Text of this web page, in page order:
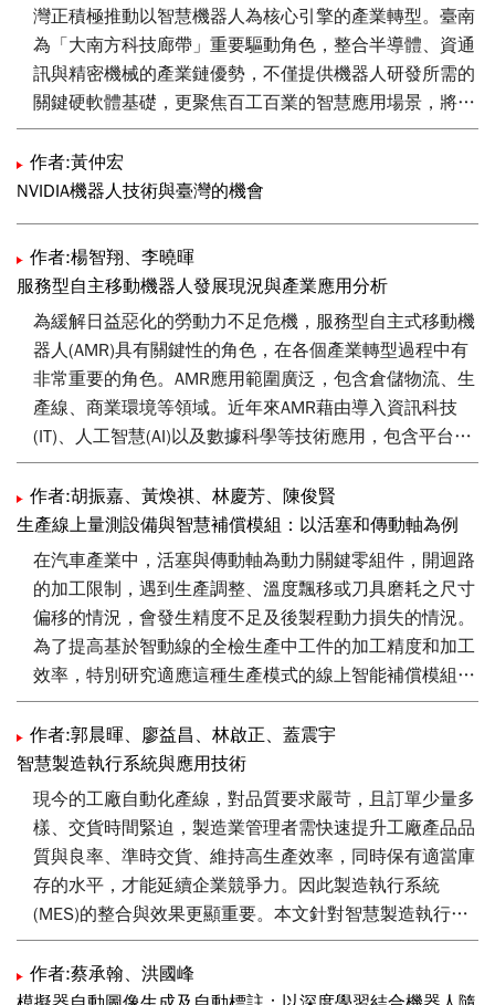
灣正積極推動以智慧機器人為核心引擎的產業轉型。臺南
為「大南方科技廊帶」重要驅動角色，整合半導體、資通
訊與精密機械的產業鏈優勢，不僅提供機器人研發所需的
關鍵硬軟體基礎，更聚焦百工百業的智慧應用場景，將有
效解決在地缺工問題，且優化生產流程和產品價值。藉由
推動智慧機器人應用SIG 協作平台，強化產官學研各利害
關係人合作面向，建構完整的智慧機器人產業生態系，鞏
固臺灣在全球科技供應鏈的關鍵地位，更將引領地方產業
升級與經濟成長，實現智慧化與永續發展的雙重目標。
作者:黃仲宏
NVIDIA機器人技術與臺灣的機會
作者:楊智翔、李曉暉
服務型自主移動機器人發展現況與產業應用分析
為緩解日益惡化的勞動力不足危機，服務型自主式移動機
器人(AMR)具有關鍵性的角色，在各個產業轉型過程中有
非常重要的角色。AMR應用範圍廣泛，包含倉儲物流、生
產線、商業環境等領域。近年來AMR藉由導入資訊科技
(IT)、人工智慧(AI)以及數據科學等技術應用，包含平台整
合、路徑優化與預測分析等，將以機械設備為主體的自動
化設備型機器人進化至具有智慧應用能力的服務型機器
人。本報告探討AMR技術在產業轉型中應用並進行分析，
提供產業導入AMR應用評估與指引。透過本報告讓產業可
以進行策略制定，運用智慧科技協助產業數位轉型，以實
現最佳效益。
作者:胡振嘉、黃煥祺、林慶芳、陳俊賢
生產線上量測設備與智慧補償模組：以活塞和傳動軸為例
在汽車產業中，活塞與傳動軸為動力關鍵零組件，開迴路
的加工限制，遇到生產調整、溫度飄移或刀具磨耗之尺寸
偏移的情況，會發生精度不足及後製程動力損失的情況。
為了提高基於智動線的全檢生產中工件的加工精度和加工
效率，特別研究適應這種生產模式的線上智能補償模組。
本文開發目標為CNC加工機刀具偏移建立自動補償系統，
此技術已成功應用於活塞內徑與外徑補償以及傳動軸外徑
補償，並以電控配合機構手臂輸送料紀錄，無須人員操作
調整，兼具高速動態穩定以及長期加工數據傳遞特性，增
加安全可靠度以及降低失誤率。本文透過閉迴路架構、補
償策略、時延分析、量測性能、模擬驗證與雛型機確效，
建立刀具調控之智慧補償技術。
作者:郭晨暉、廖益昌、林啟正、蓋震宇
智慧製造執行系統與應用技術
現今的工廠自動化產線，對品質要求嚴苛，且訂單少量多
樣、交貨時間緊迫，製造業管理者需快速提升工廠產品品
質與良率、準時交貨、維持高生產效率，同時保有適當庫
存的水平，才能延續企業競爭力。因此製造執行系統
(MES)的整合與效果更顯重要。本文針對智慧製造執行系
統的可能架構，與搭配的製程優化技術在加工產線中的效
益，作一深入而完整的介紹。
作者:蔡承翰、洪國峰